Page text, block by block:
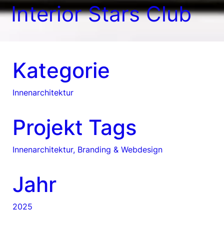
Interior Stars Club
Kategorie
Innenarchitektur
Projekt Tags
Innenarchitektur, Branding & Webdesign
Jahr
2025